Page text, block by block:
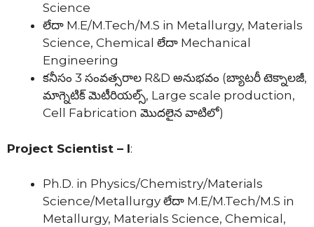
Science
లేదా M.E/M.Tech/M.S in Metallurgy, Materials
Science, Chemical లేదా Mechanical
Engineering
కనీసం 3 సంవత్సరాల R&D అనుభవం (బ్యాటరీ టెక్నాలజీ,
మాగ్నెటిక్ మెటీరియల్స్, Large scale production,
Cell Fabrication మొదలైన వాటిలో)
Project Scientist – I:
Ph.D. in Physics/Chemistry/Materials
Science/Metallurgy లేదా M.E/M.Tech/M.S in
Metallurgy, Materials Science, Chemical,